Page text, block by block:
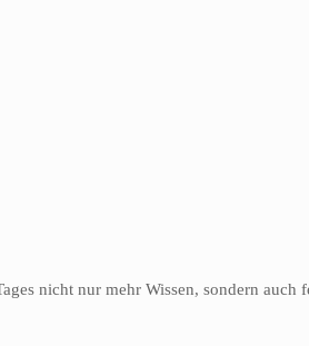
nicht nur mehr Wissen, sondern